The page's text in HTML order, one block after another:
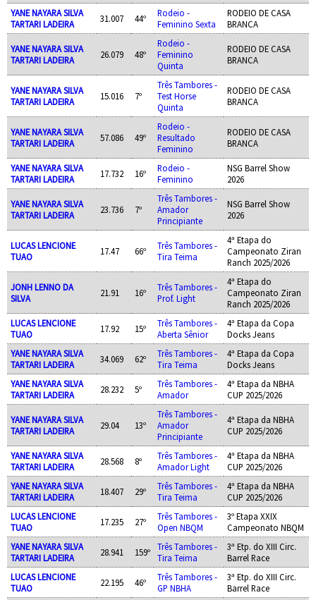
YANE NAYARA SILVA
TARTARI LADEIRA
31.007 44º
Rodeio -
Feminino Sexta
RODEIO DE CASA
BRANCA
YANE NAYARA SILVA
TARTARI LADEIRA
26.079 48º
Rodeio -
Feminino
Quinta
RODEIO DE CASA
BRANCA
YANE NAYARA SILVA
TARTARI LADEIRA
15.016 7º
Três Tambores -
Test Horse
Quinta
RODEIO DE CASA
BRANCA
YANE NAYARA SILVA
TARTARI LADEIRA
57.086 49º
Rodeio -
Resultado
Feminino
RODEIO DE CASA
BRANCA
YANE NAYARA SILVA
TARTARI LADEIRA
17.732 16º
Rodeio -
Feminino
NSG Barrel Show
2026
YANE NAYARA SILVA
TARTARI LADEIRA
23.736 7º
Três Tambores -
Amador
Principiante
NSG Barrel Show
2026
LUCAS LENCIONE
TUAO
17.47 66º
Três Tambores -
Tira Teima
4ª Etapa do
Campeonato Ziran
Ranch 2025/2026
JONH LENNO DA
SILVA
21.91 16º
Três Tambores -
Prof. Light
4ª Etapa do
Campeonato Ziran
Ranch 2025/2026
LUCAS LENCIONE
TUAO
17.92 15º
Três Tambores -
Aberta Sênior
4ª Etapa da Copa
Docks Jeans
YANE NAYARA SILVA
TARTARI LADEIRA
34.069 62º
Três Tambores -
Tira Teima
4ª Etapa da Copa
Docks Jeans
YANE NAYARA SILVA
TARTARI LADEIRA
28.232 5º
Três Tambores -
Amador
4ª Etapa da NBHA
CUP 2025/2026
YANE NAYARA SILVA
TARTARI LADEIRA
29.04 13º
Três Tambores -
Amador
Principiante
4ª Etapa da NBHA
CUP 2025/2026
YANE NAYARA SILVA
TARTARI LADEIRA
28.568 8º
Três Tambores -
Amador Light
4ª Etapa da NBHA
CUP 2025/2026
YANE NAYARA SILVA
TARTARI LADEIRA
18.407 29º
Três Tambores -
Tira Teima
4ª Etapa da NBHA
CUP 2025/2026
LUCAS LENCIONE
TUAO
17.235 27º
Três Tambores -
Open NBQM
3º Etapa XXIX
Campeonato NBQM
YANE NAYARA SILVA
TARTARI LADEIRA
28.941 159º
Três Tambores -
Tira Teima
3ª Etp. do XIII Circ.
Barrel Race
LUCAS LENCIONE
TUAO
22.195 46º
Três Tambores -
GP NBHA
3ª Etp. do XIII Circ.
Barrel Race